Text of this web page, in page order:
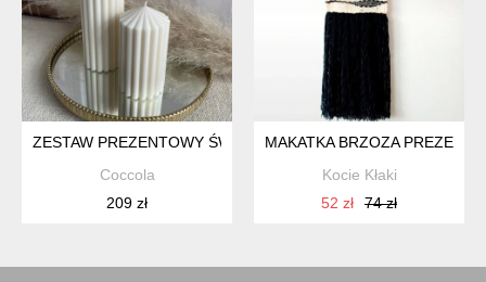
ZESTAW PREZENTOWY ŚWIECE EKOLOGICZNE SOJOWE
Coccola
209 zł
MAKATKA BRZOZA PREZENT
Kocie Kłaki
52 zł
74 zł